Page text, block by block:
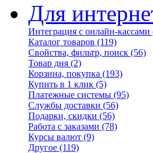
Для
Интеграция с онлайн-кассами
Каталог товаров (119)
Свойства, фильтр, поиск (56)
Товар дня (2)
Корзина, покупка (193)
Купить в 1 клик (5)
Платежные системы (95)
Службы доставки (56)
Подарки, скидки (56)
Работа с заказами (78)
Курсы валют (9)
Другое (119)